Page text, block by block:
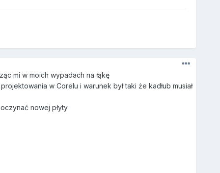
mi w moich wypadach na łąkę
w Corelu i warunek był taki że kadłub musiał
nowej płyty